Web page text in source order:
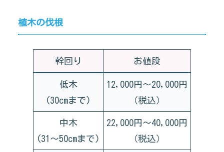
植木の伐根
幹回り お値段
低木
(30cmまで)
12,000円～20,000円
（税込）
中木
(31～50cmまで)
22,000円～40,000円
（税込）